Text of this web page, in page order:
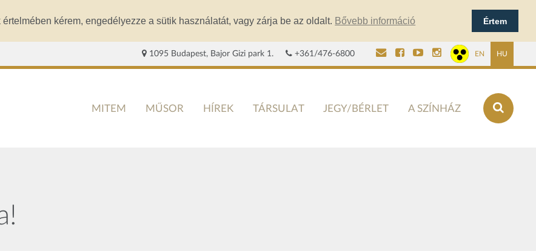
kérem, engedélyezze a sütik használatát, vagy zárja be az oldalt. Bővebb információ Értem
1095 Budapest, Bajor Gizi park 1. +361/476-6800 EN HU
MITEM MŰSOR HÍREK TÁRSULAT JEGY/BÉRLET A SZÍNHÁZ